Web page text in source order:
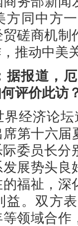
方同中方
磋商机
推动中美
据报道，
评价此访
经济论
席第十六
委员长分
展势头
福祉，
益。双方
领域合